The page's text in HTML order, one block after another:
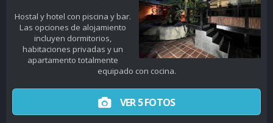
Hostal y hotel con piscina y bar.
Las opciones de alojamiento
incluyen dormitorios,
habitaciones privadas y un
apartamento totalmente
equipado con cocina.
VER 5 FOTOS